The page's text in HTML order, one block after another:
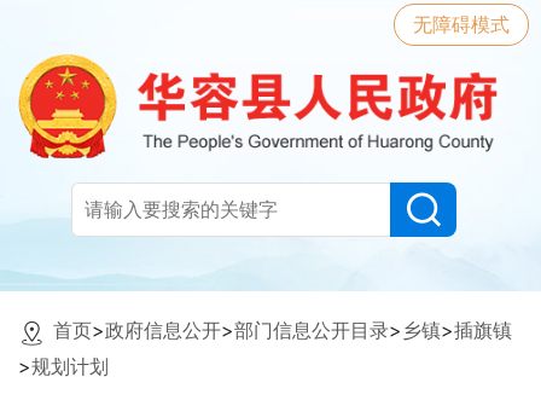
无障碍模式
首页>政府信息公开>部门信息公开目录> 乡镇>插旗镇
>规划计划